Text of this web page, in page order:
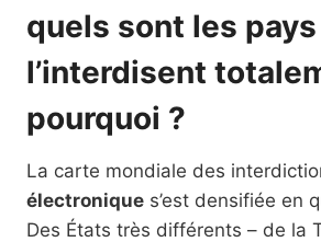
quels sont les
l’interdisent
pourquoi ?
La carte mondiale des
électronique s’est densifiée en
Des États très différents – de la